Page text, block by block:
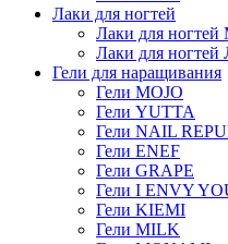
Лаки для ногтей
Лаки для ногтей
Лаки для
Гели для наращивания
Гели MOJO
Гели YUTTA
Гели NAIL
Гели ENEF
Гели GRAPE
Гели I ENVY
Гели KIEMI
Гели MILK